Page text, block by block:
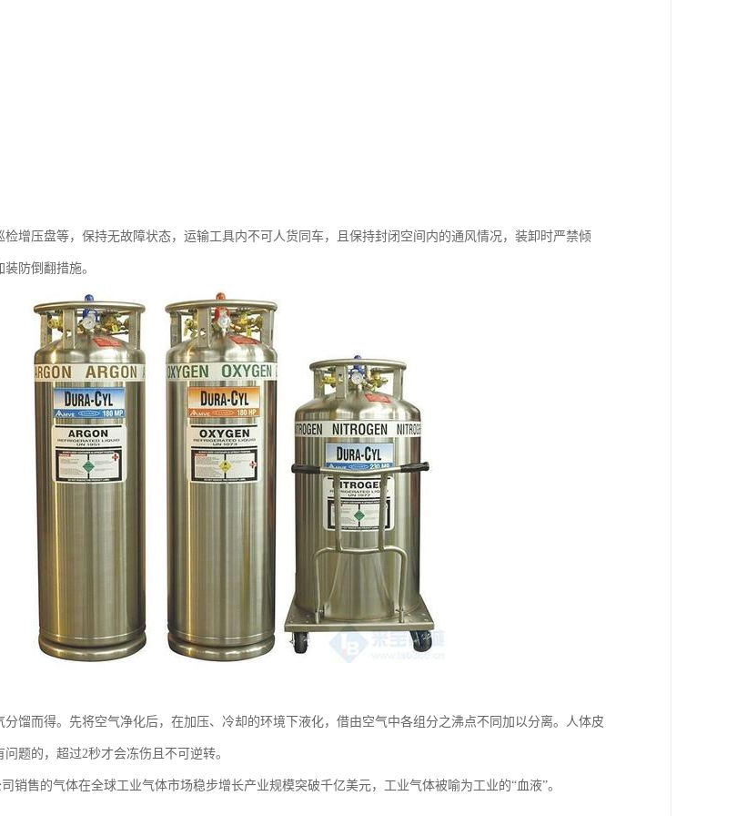
检增压盘等，保持无故障状态，运输工具内不可人货同车，且保持封闭空间内的通风情况，装卸时严禁倾
防倒翻措施。
馏而得。先将空气净化后，在加压、冷却的环境下液化，借由空气中各组分之沸点不同加以分离。人体皮
题的，超过2秒才会冻伤且不可逆转。
销售的气体在全球工业气体市场稳步增长产业规模突破千亿美元，工业气体被喻为工业的“血液”。